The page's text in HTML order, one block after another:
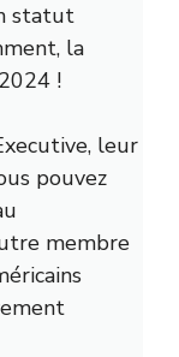
statut
la
!
leur
pouvez
membre